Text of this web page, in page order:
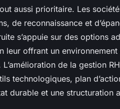
aussi prioritaire. Les
de reconnaissance et
s’appuie sur des options
leur offrant un
de la gestion
technologiques, plan
durable et une structuration